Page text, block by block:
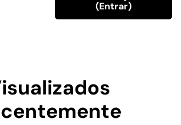
(entrar)